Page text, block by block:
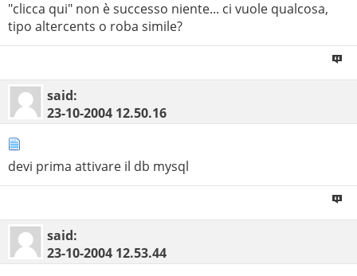
"clicca qui" non è successo niente... ci vuole qualcosa,
tipo altercents o roba simile?
said:
23-10-2004 12.50.16
devi prima attivare il db mysql
said:
23-10-2004 12.53.44